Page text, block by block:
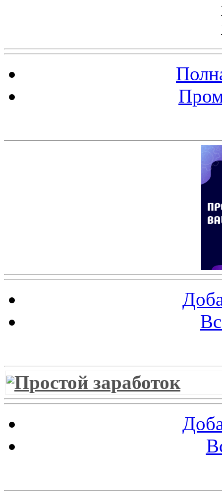
Простой заработок